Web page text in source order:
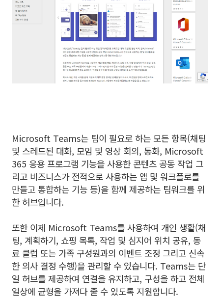
Microsoft Teams는 팀이 필요로 하는 모든 항목(채팅
및 스레드된 대화, 모임 및 영상 회의, 통화, Microsoft
365 응용 프로그램 기능을 사용한 콘텐츠 공동 작업 그
리고 비즈니스가 전적으로 사용하는 앱 및 워크플로를
만들고 통합하는 기능 등)을 함께 제공하는 팀워크를 위
한 허브입니다.
또한 이제 Microsoft Teams를 사용하여 개인 생활(채
팅, 계획하기, 쇼핑 목록, 작업 및 심지어 위치 공유, 동
료 클럽 또는 가족 구성원과의 이벤트 조정 그리고 신속
한 의사 결정 수행)을 관리할 수 있습니다. Teams는 단
일 허브를 제공하여 연결을 유지하고, 구성을 하고 전체
일상에 균형을 가져다 줄 수 있도록 지원합니다.